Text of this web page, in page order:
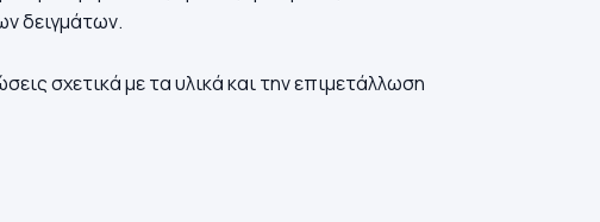
δειγμάτων.
σχετικά με τα υλικά και την επιμετάλλωση